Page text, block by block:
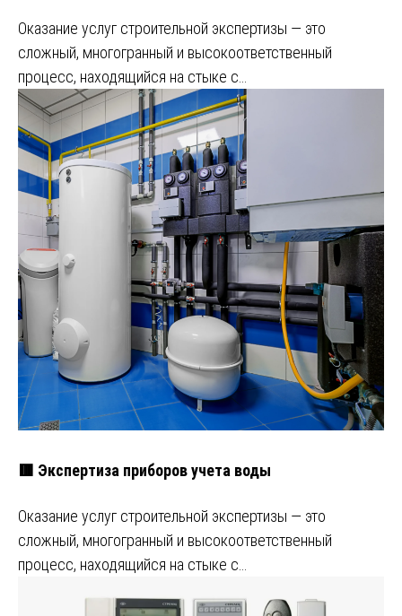
Оказание услуг строительной экспертизы — это
сложный, многогранный и высокоответственный
процесс, находящийся на стыке с…
🟥 Экспертиза приборов учета воды
Оказание услуг строительной экспертизы — это
сложный, многогранный и высокоответственный
процесс, находящийся на стыке с…